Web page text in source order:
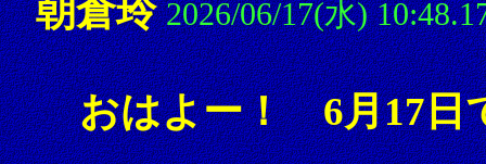
朝倉玲 2026/06/17(水)
おはよー！ 6月17日